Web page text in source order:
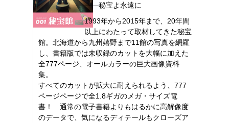
――秘宝よ永遠に
1993年から2015年まで、20年間
以上にわたって取材してきた秘宝
館。北海道から九州嬉野まで11館の写真を網羅
し、書籍版では未収録のカットを大幅に加えた
全777ページ、オールカラーの巨大画像資料
集。
すべてのカットが拡大に耐えられるよう、777
ページページで全1.8ギガのメガ・サイズ電
書！ 通常の電子書籍よりもはるかに高解像度
のデータで、気になるディテールもクローズア